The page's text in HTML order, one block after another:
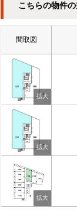
こちらの物件
間取図